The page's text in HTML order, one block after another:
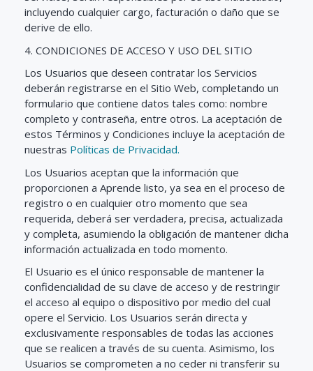
incluyendo cualquier cargo, facturación o daño que se
derive de ello.
4. CONDICIONES DE ACCESO Y USO DEL SITIO
Los Usuarios que deseen contratar los Servicios
deberán registrarse en el Sitio Web, completando un
formulario que contiene datos tales como: nombre
completo y contraseña, entre otros. La aceptación de
estos Términos y Condiciones incluye la aceptación de
nuestras Políticas de Privacidad.
Los Usuarios aceptan que la información que
proporcionen a Aprende listo, ya sea en el proceso de
registro o en cualquier otro momento que sea
requerida, deberá ser verdadera, precisa, actualizada
y completa, asumiendo la obligación de mantener dicha
información actualizada en todo momento.
El Usuario es el único responsable de mantener la
confidencialidad de su clave de acceso y de restringir
el acceso al equipo o dispositivo por medio del cual
opere el Servicio. Los Usuarios serán directa y
exclusivamente responsables de todas las acciones
que se realicen a través de su cuenta. Asimismo, los
Usuarios se comprometen a no ceder ni transferir su